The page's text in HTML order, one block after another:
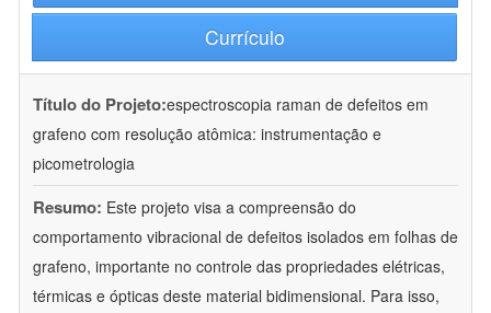
Currículo
Título do Projeto:espectroscopia raman de defeitos em
grafeno com resolução atômica: instrumentação e
picometrologia
Resumo: Este projeto visa a compreensão do
comportamento vibracional de defeitos isolados em folhas de
grafeno, importante no controle das propriedades elétricas,
térmicas e ópticas deste material bidimensional. Para isso,